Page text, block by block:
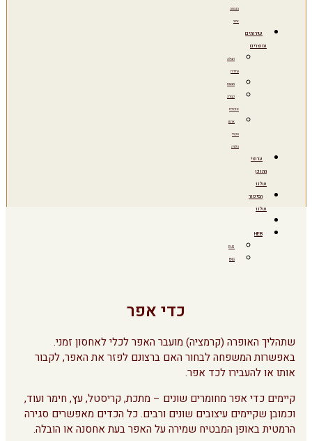
הנצחה
אישי
שירותים
ומוצרים
חבילה
עתידית
מצבות
קבורה
אזרחית
ארגון
טקסי
הלוויה
ערוצי
התוכן
שלנו
הסיפור
שלנו
HEB
RUS
ENG
כדי אפר
שתהליך האופרה (קרמציה) מועבר האפר לכלי לאחסון זמני.
באפשרות המשפחה לבחור האם ברצונם לפזר את האפר, לקבור
אותו או להעבירו לכד אפר.
קיימים כדי אפר מחומרים שונים – מתכת, קריסטל, עץ, חימר ועוד,
וכמובן שקיימים עיצובים שונים ורבים. כל הכדים מאפשרים סגירה
הרמטית באופן המבטיח שמירה על האפר בעת אחסנה או הובלה.